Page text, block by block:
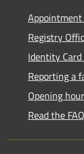
Registry
Identity
Reporting a
Opening
Read the FAQ